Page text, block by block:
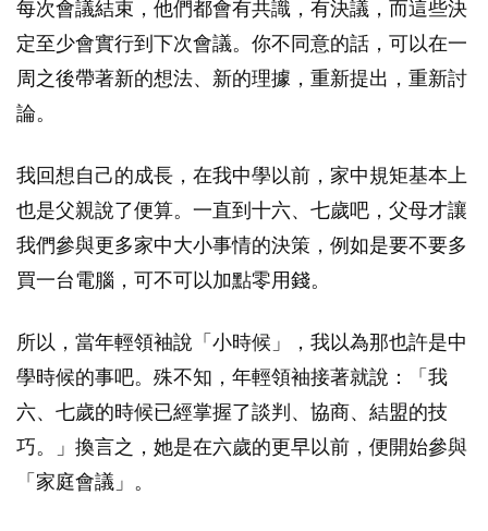
每次會議結束，他們都會有共識，有決議，而這些決
定至少會實行到下次會議。你不同意的話，可以在一
周之後帶著新的想法、新的理據，重新提出，重新討
論。
我回想自己的成長，在我中學以前，家中規矩基本上
也是父親說了便算。一直到十六、七歲吧，父母才讓
我們參與更多家中大小事情的決策，例如是要不要多
買一台電腦，可不可以加點零用錢。
所以，當年輕領袖說「小時候」，我以為那也許是中
學時候的事吧。殊不知，年輕領袖接著就說：「我
六、七歲的時候已經掌握了談判、協商、結盟的技
巧。」換言之，她是在六歲的更早以前，便開始參與
「家庭會議」。